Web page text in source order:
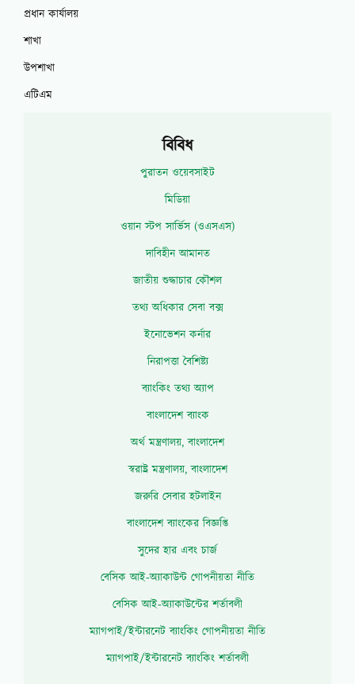
প্রধান কার্যালয়
শাখা
উপশাখা
এটিএম
বিবিধ
পুরাতন ওয়েবসাইট
মিডিয়া
ওয়ান স্টপ সার্ভিস (ওএসএস)
দাবিহীন আমানত
জাতীয় শুদ্ধাচার কৌশল
তথ্য অধিকার সেবা বক্স
ইনোভেশন কর্নার
নিরাপত্তা বৈশিষ্ট্য
ব্যাংকিং তথ্য অ্যাপ
বাংলাদেশ ব্যাংক
অর্থ মন্ত্রণালয়, বাংলাদেশ
স্বরাষ্ট্র মন্ত্রণালয়, বাংলাদেশ
জরুরি সেবার হটলাইন
বাংলাদেশ ব্যাংকের বিজ্ঞপ্তি
সুদের হার এবং চার্জ
বেসিক আই-অ্যাকাউন্ট গোপনীয়তা নীতি
বেসিক আই-অ্যাকাউন্টের শর্তাবলী
ম্যাগপাই/ইন্টারনেট ব্যাংকিং গোপনীয়তা নীতি
ম্যাগপাই/ইন্টারনেট ব্যাংকিং শর্তাবলী